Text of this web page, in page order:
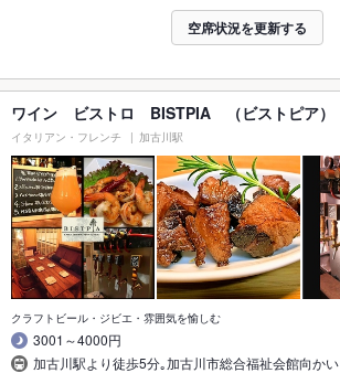
空席状況を更新する
ワイン ビストロ BISTPIA （ビストピア）
イタリアン・フレンチ 加古川駅
クラフトビール・ジビエ・雰囲気を愉しむ
3001～4000円
加古川駅より徒歩5分｡加古川市総合福祉会館向かい